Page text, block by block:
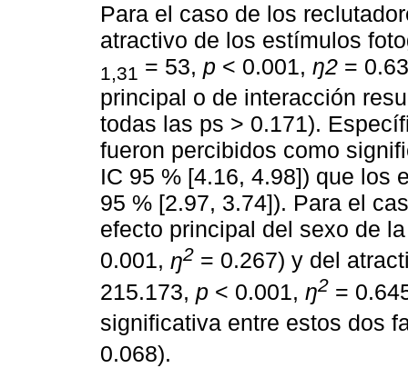
Para el caso de los
atractivo de los estímulos
1,31 = 53, p < 0.001, ŋ2 =
principal o de interacción
todas las ps > 0.171).
fueron percibidos como
IC 95 % [4.16, 4.98]) que los
95 % [2.97, 3.74]). Para el
efecto principal del sexo de
0.001, ŋ2 = 0.267) y del
215.173, p < 0.001, ŋ2 =
significativa entre estos dos
0.068).